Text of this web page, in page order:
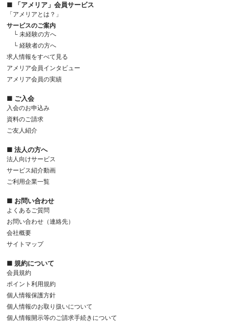
■ 「アメリア」会員サービス
「アメリアとは？」
サービスのご案内
└ 未経験の方へ
└ 経験者の方へ
求人情報をすべて見る
アメリア会員インタビュー
アメリア会員の実績
■ ご入会
入会のお申込み
資料のご請求
ご友人紹介
■ 法人の方へ
法人向けサービス
サービス紹介動画
ご利用企業一覧
■ お問い合わせ
よくあるご質問
お問い合わせ（連絡先）
会社概要
サイトマップ
■ 規約について
会員規約
ポイント利用規約
個人情報保護方針
個人情報のお取り扱いについて
個人情報開示等のご請求手続きについて